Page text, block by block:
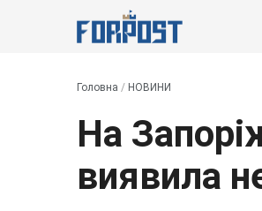
Головна / НОВИНИ
На
виявила